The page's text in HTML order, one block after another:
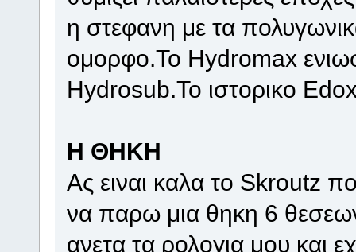
η στεφανη με τα
ομορφο.Το Hydromax
Hydrosub.Το ιστορικο
Η ΘΗΚΗ
Ας ειναι καλα το Skroutz
να παρω μια θηκη 6
ανετα τα ρολογια μου και